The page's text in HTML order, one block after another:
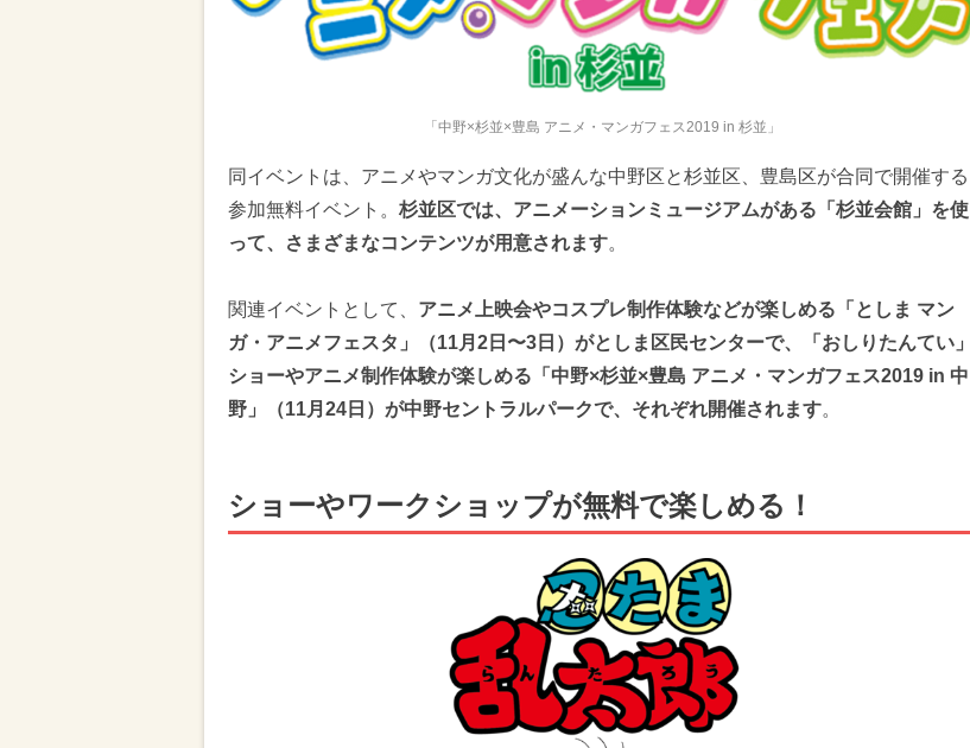
「中野×杉並×豊島 アニメ・マンガフェス2019 in 杉並」
同イベントは、アニメやマンガ文化が盛んな中野区と杉並区、豊島区が合同で開催する
参加無料イベント。 杉並区では、アニメーションミュージアムがある「杉並会館」を使
って、さまざまなコンテンツが用意されます。
関連イベントとして、 アニメ上映会やコスプレ制作体験などが楽しめる「としま マン
ガ・アニメフェスタ」（11月2日〜3日）がとしま区民センターで、「おしりたんてい」
ショーやアニメ制作体験が楽しめる「中野×杉並×豊島 アニメ・マンガフェス2019 in 中
野」（11月24日）が中野セントラルパークで、それぞれ開催されます。
ショーやワークショップが無料で楽しめる！